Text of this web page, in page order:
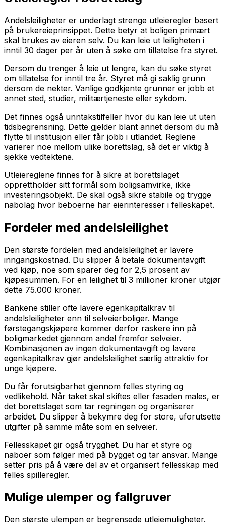
Andelsleiligheter er underlagt strenge utleieregler basert
på brukereieprinsippet. Dette betyr at boligen primært
skal brukes av eieren selv. Du kan leie ut leiligheten i
inntil 30 dager per år uten å søke om tillatelse fra styret.
Dersom du trenger å leie ut lengre, kan du søke styret
om tillatelse for inntil tre år. Styret må gi saklig grunn
dersom de nekter. Vanlige godkjente grunner er jobb et
annet sted, studier, militærtjeneste eller sykdom.
Det finnes også unntakstilfeller hvor du kan leie ut uten
tidsbegrensning. Dette gjelder blant annet dersom du må
flytte til institusjon eller får jobb i utlandet. Reglene
varierer noe mellom ulike borettslag, så det er viktig å
sjekke vedtektene.
Utleiereglene finnes for å sikre at borettslaget
opprettholder sitt formål som boligsamvirke, ikke
investeringsobjekt. De skal også sikre stabile og trygge
nabolag hvor beboerne har eierinteresser i felleskapet.
Fordeler med andelsleilighet
Den største fordelen med andelsleilighet er lavere
inngangskostnad. Du slipper å betale dokumentavgift
ved kjøp, noe som sparer deg for 2,5 prosent av
kjøpesummen. For en leilighet til 3 millioner kroner utgjør
dette 75.000 kroner.
Bankene stiller ofte lavere egenkapitalkrav til
andelsleiligheter enn til selveierboliger. Mange
førstegangskjøpere kommer derfor raskere inn på
boligmarkedet gjennom andel fremfor selveier.
Kombinasjonen av ingen dokumentavgift og lavere
egenkapitalkrav gjør andelsleilighet særlig attraktiv for
unge kjøpere.
Du får forutsigbarhet gjennom felles styring og
vedlikehold. Når taket skal skiftes eller fasaden males, er
det borettslaget som tar regningen og organiserer
arbeidet. Du slipper å bekymre deg for store, uforutsette
utgifter på samme måte som en selveier.
Fellesskapet gir også trygghet. Du har et styre og
naboer som følger med på bygget og tar ansvar. Mange
setter pris på å være del av et organisert fellesskap med
felles spilleregler.
Mulige ulemper og fallgruver
Den største ulempen er begrensede utleiemuligheter.